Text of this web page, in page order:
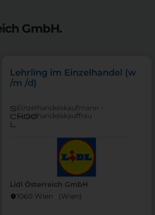
GmbH.
Lidl Österreich GmbH
location_on1060 Wien (Wien)
Lehrling im Einzelhandel (w
/m /d)
s
choo
l
Einzelhandelskaufmann -
Einzelhandelskauffrau